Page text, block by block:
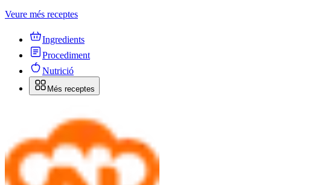
Veure més receptes
Ingredients
Procediment
Nutrició
Més receptes